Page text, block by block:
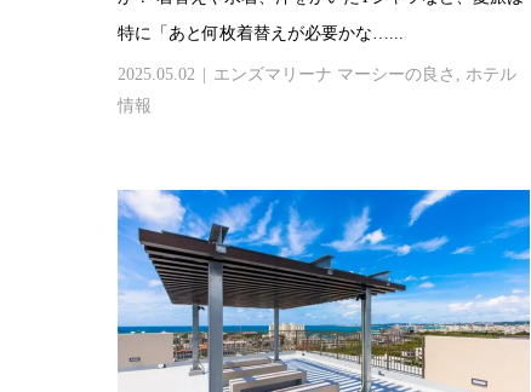
特に「あと何枚着替えが必要かな…...
2025.05.02 エンズマリーナ マーシーの良さ , ホテル
情報